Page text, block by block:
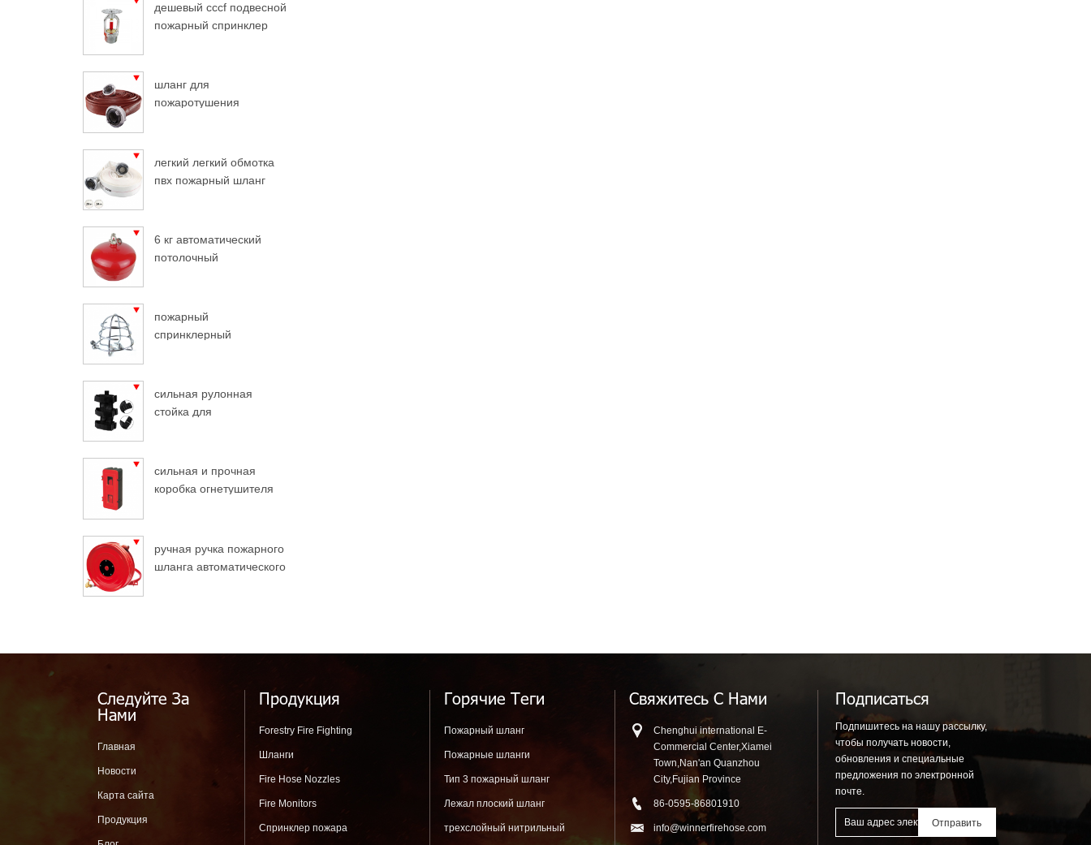
дешевый cccf подвесной
пожарный спринклер
шланг для
пожаротушения
легкий легкий обмотка
пвх пожарный шланг
6 кг автоматический
потолочный
пожарный
спринклерный
сильная рулонная
стойка для
сильная и прочная
коробка огнетушителя
ручная ручка пожарного
шланга автоматического
Следуйте За
Нами
Главная
Новости
Карта сайта
Продукция
Продукция
Forestry Fire Fighting
Шланги
Fire Hose Nozzles
Fire Monitors
Спринклер пожара
Горячие Теги
Пожарный шланг
Пожарные шланги
Тип 3 пожарный шланг
Лежал плоский шланг
трехслойный нитрильный
Свяжитесь С Нами
Chenghui international E-
Commercial Center,Xiamei
Town,Nan'an Quanzhou
City,Fujian Province
86-0595-86801910
info@winnerfirehose.com
Подписаться
Подпишитесь на нашу рассылку,
чтобы получать новости,
обновления и специальные
предложения по электронной
почте.